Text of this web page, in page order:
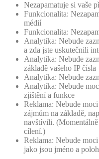
Nezapamatuje si vaše
Funkcionalita:
médií
Funkcionalita:
Analytika: Nebude
a zda jste uskutečnili
Analytika: Nebude
základě vašeho IP čísla
Analytika: Nebude
Analytika: Nebude
zjištění a funkce
Reklama: Nebude
zájmům na základě,
navštívili.
cílení.)
Reklama: Nebude
jako jsou jméno a